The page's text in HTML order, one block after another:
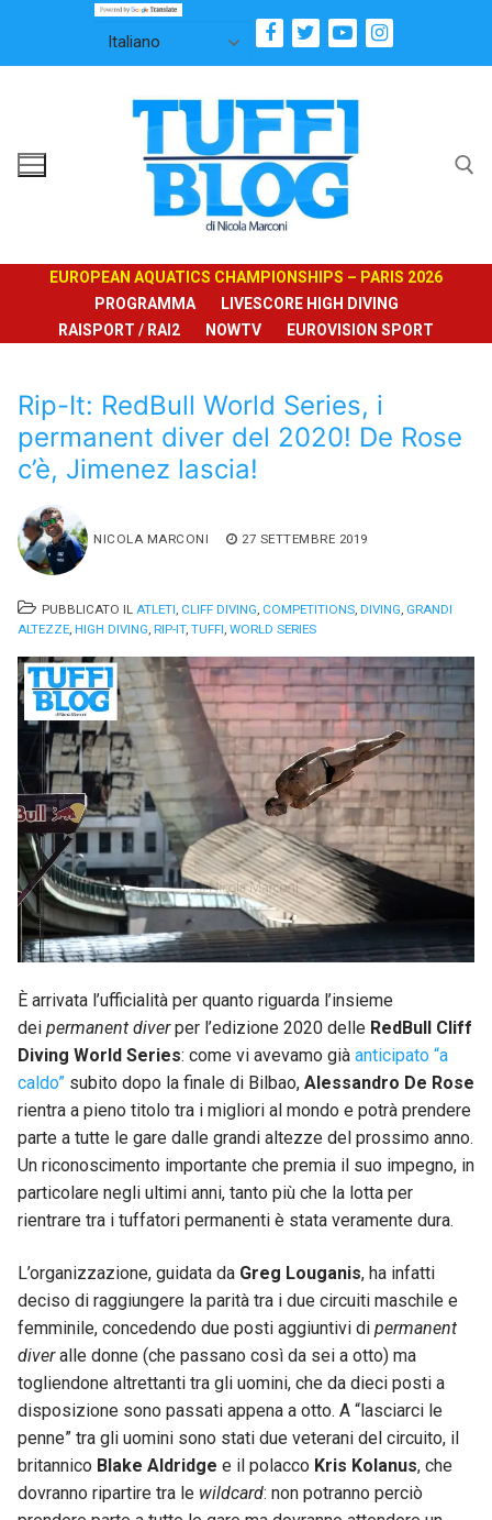
contenuto
EUROPEAN AQUATICS CHAMPIONSHIPS – PARIS 2026
PROGRAMMA
LIVESCORE HIGH DIVING
RAISPORT / RAI2
NOWTV EUROVISION SPORT
Rip-It: RedBull World Series, i
permanent diver del 2020! De Rose
c’è, Jimenez lascia!
NICOLA MARCONI 27 SETTEMBRE 2019
PUBBLICATO IL ATLETI, CLIFF DIVING, COMPETITIONS, DIVING, GRANDI
ALTEZZE, HIGH DIVING, RIP-IT, TUFFI, WORLD SERIES
È arrivata l’ufficialità per quanto riguarda l’insieme
dei permanent diverper l’edizione 2020 delle RedBull Cliff
Diving World Series: come vi avevamo già anticipato “a
caldo” subito dopo la finale di Bilbao, Alessandro De Rose
rientra a pieno titolo tra i migliori al mondo e potrà prendere
parte a tutte le gare dalle grandi altezze del prossimo anno.
Un riconoscimento importante che premia il suo impegno, in
particolare negli ultimi anni, tanto più che la lotta per
rientrare tra i tuffatori permanenti è stata veramente dura.
L’organizzazione, guidata da Greg Louganis, ha infatti
deciso di raggiungere la parità tra i due circuiti maschile e
femminile, concedendo due posti aggiuntivi di permanent
diveralle donne (che passano così da sei a otto) ma
togliendone altrettanti tra gli uomini, che da dieci posti a
disposizione sono passati appena a otto. A “lasciarci le
penne” tra gli uomini sono stati due veterani del circuito, il
britannico Blake Aldridge e il polacco Kris Kolanus, che
dovranno ripartire tra le wildcard: non potranno perciò